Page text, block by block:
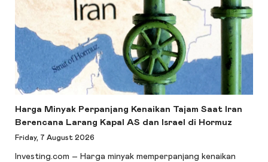
Harga Minyak Perpanjang Kenaikan Tajam Saat Iran
Berencana Larang Kapal AS dan Israel di Hormuz
Friday, 7 August 2026
Investing.com – Harga minyak memperpanjang kenaikan